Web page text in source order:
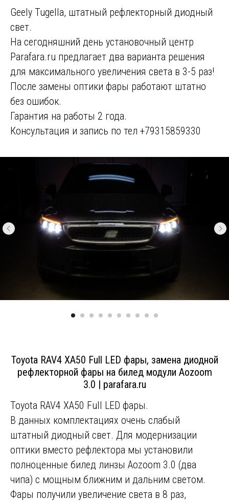
Geely Tugella, штатный рефлекторный диодный
свет.
На сегодняшний день установочный центр
Parafara.ru предлагает два варианта решения
для максимального увеличения света в 3-5 раз!
После замены оптики фары работают штатно
без ошибок.
Гарантия на работы 2 года.
Консультация и запись по тел +79315859330
Toyota RAV4 XA50 Full LED фары, замена диодной
рефлекторной фары на билед модули Aozoom
3.0 | parafara.ru
Toyota RAV4 XA50 Full LED фары.
В данных комплектациях очень слабый
штатный диодный свет. Для модернизации
оптики вместо рефлектора мы установили
полноценные билед линзы Aozoom 3.0 (два
чипа) с мощным ближним и дальним светом.
Фары получили увеличение света в 8 раз,